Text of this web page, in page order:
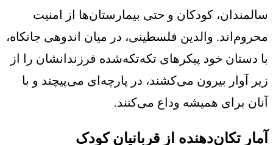
سالمندان، کودکان و حتی بیمارستان‌ها از امنیت
محروم‌اند. والدین فلسطینی، در میان اندوهی جانکاه،
با دستان خود پیکرهای تکه‌تکه‌شده فرزندانشان را از
زیر آوار بیرون می‌کشند، در پارچه‌ای می‌پیچند و با
آنان برای همیشه وداع می‌کنند.
آمار تکان‌دهنده از قربانیان کودک